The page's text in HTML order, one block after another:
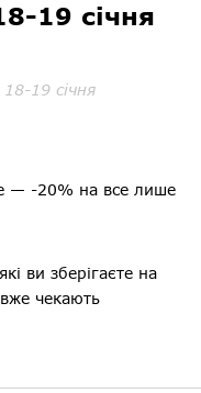
19 січня
19 січня
— -20% на все лише
ви зберігаєте на
чекають